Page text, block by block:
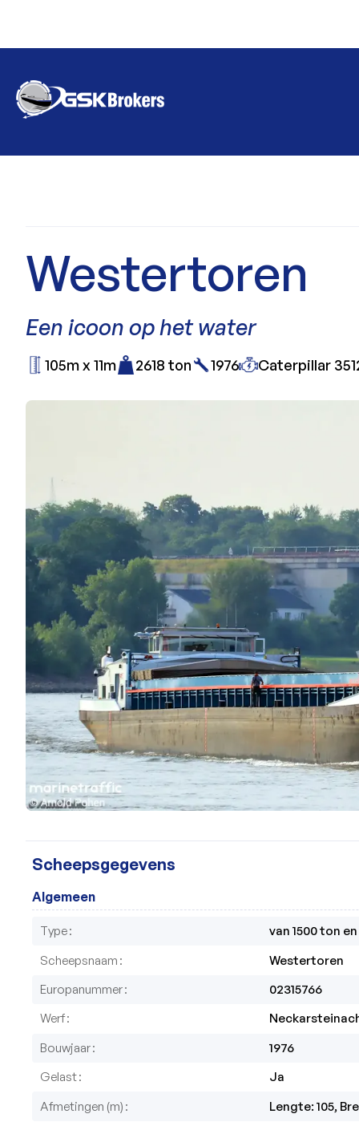
Westertoren
Een icoon op het water
105m x 11m 2618 ton 1976 Caterpillar
Scheepsgegevens
Algemeen
Type
van 1500 ton
Scheepsnaam
Westertoren
Europanummer
02315766
Werf
Bouwjaar
1976
Gelast
Ja
Afmetingen (m)
Lengte: 105,